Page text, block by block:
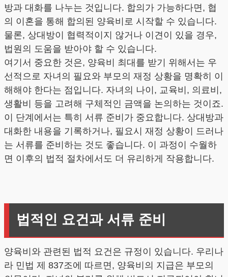
방과 대화를 나누는 것입니다. 합의가 가능하다면, 협
의 이혼을 통해 합의된 양육비로 시작할 수 있습니다.
물론, 상대방이 협력적이지 않거나 이견이 있을 경우,
법원의 도움을 받아야 할 수 있습니다.
여기서 중요한 것은, 양육비 최대를 받기 위해서는 우
선적으로 자녀의 필요와 부모의 재정 상황을 명확히 이
해해야 한다는 점입니다. 자녀의 나이, 교육비, 의료비,
생활비 등을 고려해 구체적인 금액을 논의하는 것이죠.
이 단계에서는 특히 서류 준비가 중요합니다. 상대방과
대화한 내용을 기록하거나, 필요시 재정 상황이 드러나
는 서류를 준비하는 것도 좋습니다. 이 과정이 수월하
면 이후의 법적 절차에서도 더 유리하게 작용합니다.
법적인 요건과 서류 준비
양육비와 관련된 법적 요건은 규정이 있습니다. 우리나
라 민법 제 837조에 따르면, 양육비의 지급은 부모의